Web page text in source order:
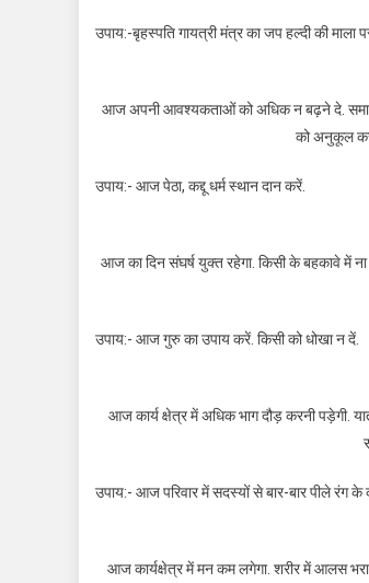
उपाय:-बृहस्पति गायत्री मंत्र का जप हल्दी की
आज अपनी आवश्यकताओं को अधिक न बढ़ने दे. समाज
को अनुकूल
उपाय:- आज पेठा, कद्दू धर्म स्थान दान करें.
आज का दिन संघर्ष युक्त रहेगा. किसी के बहकावे में
उपाय:- आज गुरु का उपाय करें. किसी को धोखा न दें.
आज कार्य क्षेत्र में अधिक भाग दौड़ करनी पड़ेगी.
उपाय:- आज परिवार में सदस्यों से बार-बार पीले रंग
आज कार्यक्षेत्र में मन कम लगेगा. शरीर में आलस भरा